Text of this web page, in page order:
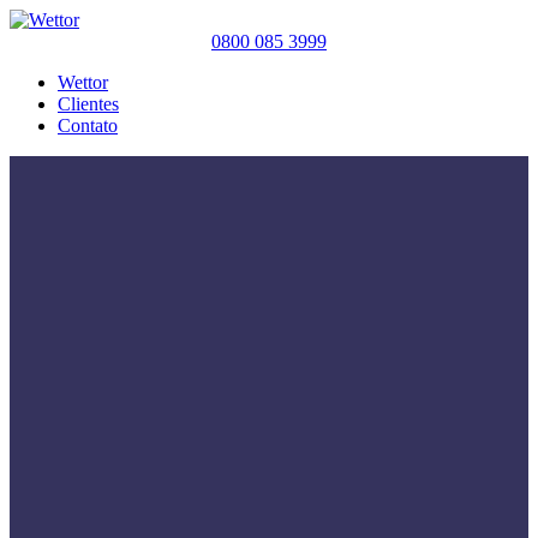
0800 085 3999
Wettor
Clientes
Contato